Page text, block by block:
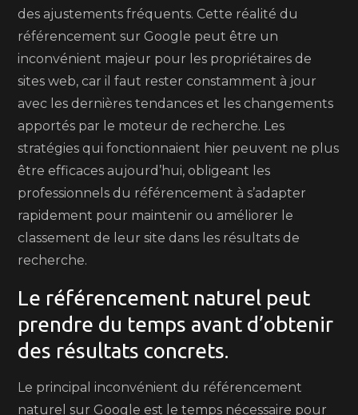
des ajustements fréquents. Cette réalité du
référencement sur Google peut être un
inconvénient majeur pour les propriétaires de
sites web, car il faut rester constamment à jour
avec les dernières tendances et les changements
apportés par le moteur de recherche. Les
stratégies qui fonctionnaient hier peuvent ne plus
être efficaces aujourd’hui, obligeant les
professionnels du référencement à s’adapter
rapidement pour maintenir ou améliorer le
classement de leur site dans les résultats de
recherche.
Le référencement naturel peut
prendre du temps avant d’obtenir
des résultats concrets.
Le principal inconvénient du référencement
naturel sur Google est le temps nécessaire pour